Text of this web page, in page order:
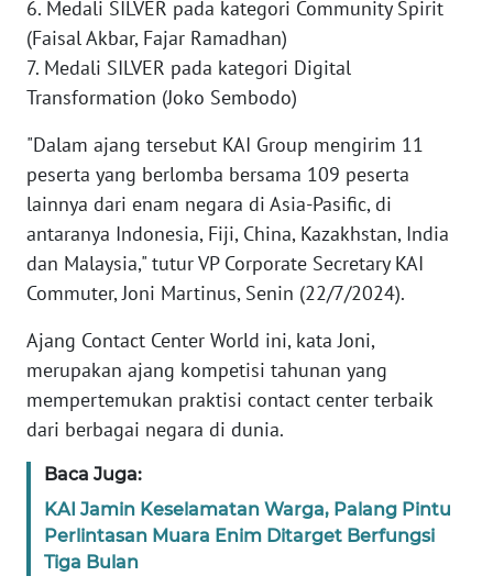
6. Medali SILVER pada kategori Community Spirit
(Faisal Akbar, Fajar Ramadhan)
7. Medali SILVER pada kategori Digital
Transformation (Joko Sembodo)
"Dalam ajang tersebut KAI Group mengirim 11
peserta yang berlomba bersama 109 peserta
lainnya dari enam negara di Asia-Pasific, di
antaranya Indonesia, Fiji, China, Kazakhstan, India
dan Malaysia," tutur VP Corporate Secretary KAI
Commuter, Joni Martinus, Senin (22/7/2024).
Ajang Contact Center World ini, kata Joni,
merupakan ajang kompetisi tahunan yang
mempertemukan praktisi contact center terbaik
dari berbagai negara di dunia.
Baca Juga:
KAI Jamin Keselamatan Warga, Palang Pintu
Perlintasan Muara Enim Ditarget Berfungsi
Tiga Bulan
JAMBI
WN
SULTRA
WN
NTB
WN
SULTENG
SULBAR
BABEL
WN
WN
SUMSEL